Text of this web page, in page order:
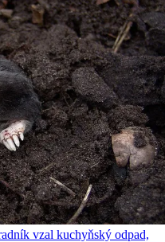
vzal kuchyňský odpad,